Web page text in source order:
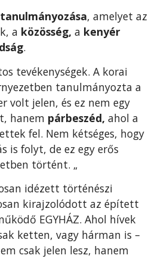
tanulmányozása, amelyet az
a közösség, a kenyér
.
tevékenységek. A korai
ta­nulmányozta a
volt jelen, és ez nem egy
hanem párbeszéd, ahol a
fel. Nem kétséges, hogy
is folyt, de ez egy erős
történt. „
idézett történészi
kirajzolódott az épített
EGYHÁZ. Ahol hívek
ketten, vagy hárman is –
csak jelen lesz, hanem